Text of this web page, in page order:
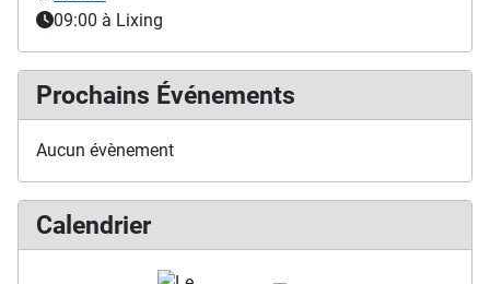
09:00 à Lixing
Prochains Événements
Aucun évènement
Calendrier